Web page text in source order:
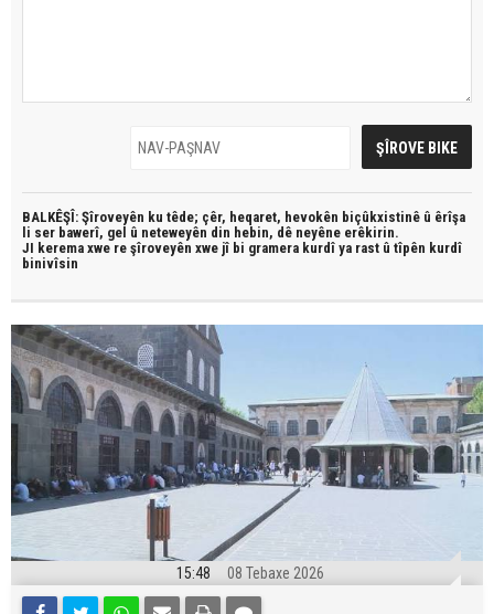
BALKÊŞÎ: Şîroveyên ku têde; çêr, heqaret, hevokên biçûkxistinê û êrîşa
li ser bawerî, gel û neteweyên din hebin, dê neyêne erêkirin.
JI kerema xwe re şîroveyên xwe jî bi gramera kurdî ya rast û tîpên kurdî
binivîsin
15:48 08 Tebaxe 2026